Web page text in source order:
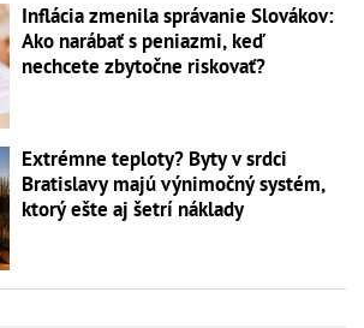
Inflácia zmenila správanie Slovákov:
Ako narábať s peniazmi, keď
nechcete zbytočne riskovať?
Extrémne teploty? Byty v srdci
Bratislavy majú výnimočný systém,
ktorý ešte aj šetrí náklady